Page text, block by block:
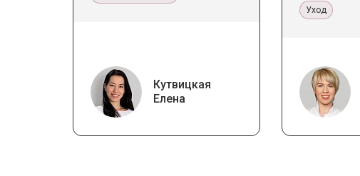
Кутвицкая
Елена
Уход